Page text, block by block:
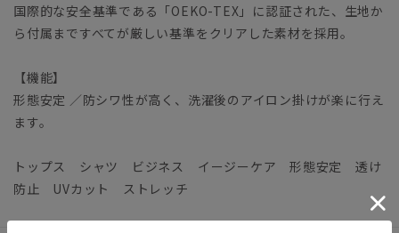
国際的な安全基準である「OEKO-TEX」に認証された、生地か
ら付属まですべてが厳しい基準をクリアした素材を採用。
【機能】
形態安定 ／防シワ性が高く、洗濯後のアイロン掛けが楽に行え
ます。
トップス シャツ ビジネス イージーケア 形態安定 透け
防止 UVカット ストレッチ